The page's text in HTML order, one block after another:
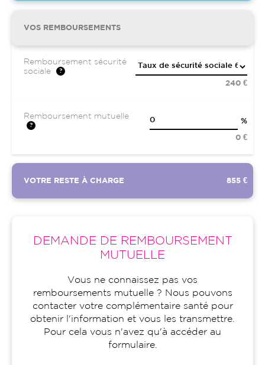
VOS REMBOURSEMENTS
Remboursement sécurité
sociale
240 €
Remboursement mutuelle
%
0 €
VOTRE RESTE À CHARGE 855 €
DEMANDE DE REMBOURSEMENT
MUTUELLE
Vous ne connaissez pas vos
remboursements mutuelle ? Nous pouvons
contacter votre complémentaire santé pour
obtenir l'information et vous les transmettre.
Pour cela vous n'avez qu'à accéder au
formulaire.